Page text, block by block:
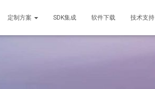
定制方案 SDK集成 软件下载 技术支持